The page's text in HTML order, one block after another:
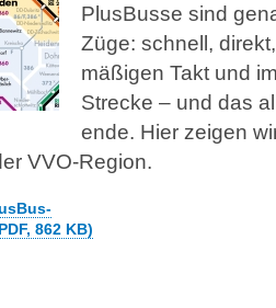
PlusBusse sind
Züge: schnell,
mäßigen Takt und
Strecke – und das
ende. Hier zeigen
VVO-Region.
862 KB)